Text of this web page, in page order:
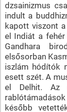
dzsainizmus
indult a
kapott viszont
el Indiát a
Gandhara
elsősorban
iszlám hódítók
esett szét. A
el Delhit. Az
később